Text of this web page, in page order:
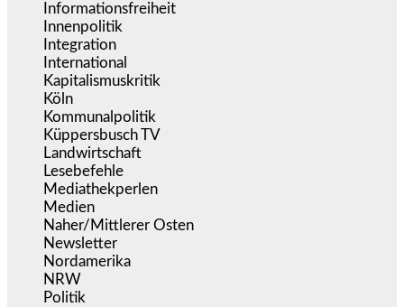
Informationsfreiheit
Innenpolitik
Integration
International
Kapitalismuskritik
Köln
Kommunalpolitik
Küppersbusch TV
Landwirtschaft
Lesebefehle
Mediathekperlen
Medien
Naher/Mittlerer Osten
Newsletter
Nordamerika
NRW
Politik